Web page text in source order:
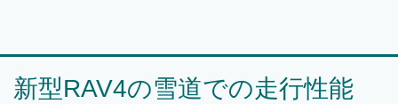
新型RAV4の雪道での走行性能